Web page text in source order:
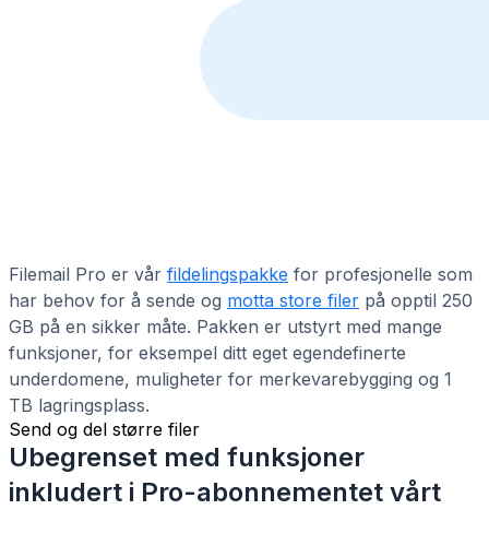
Filemail Pro er vår fildelingspakke for profesjonelle som
har behov for å sende og motta store filer på opptil 250
GB på en sikker måte. Pakken er utstyrt med mange
funksjoner, for eksempel ditt eget egendefinerte
underdomene, muligheter for merkevarebygging og 1
TB lagringsplass.
Send og del større filer
Ubegrenset med funksjoner
inkludert i Pro-abonnementet vårt